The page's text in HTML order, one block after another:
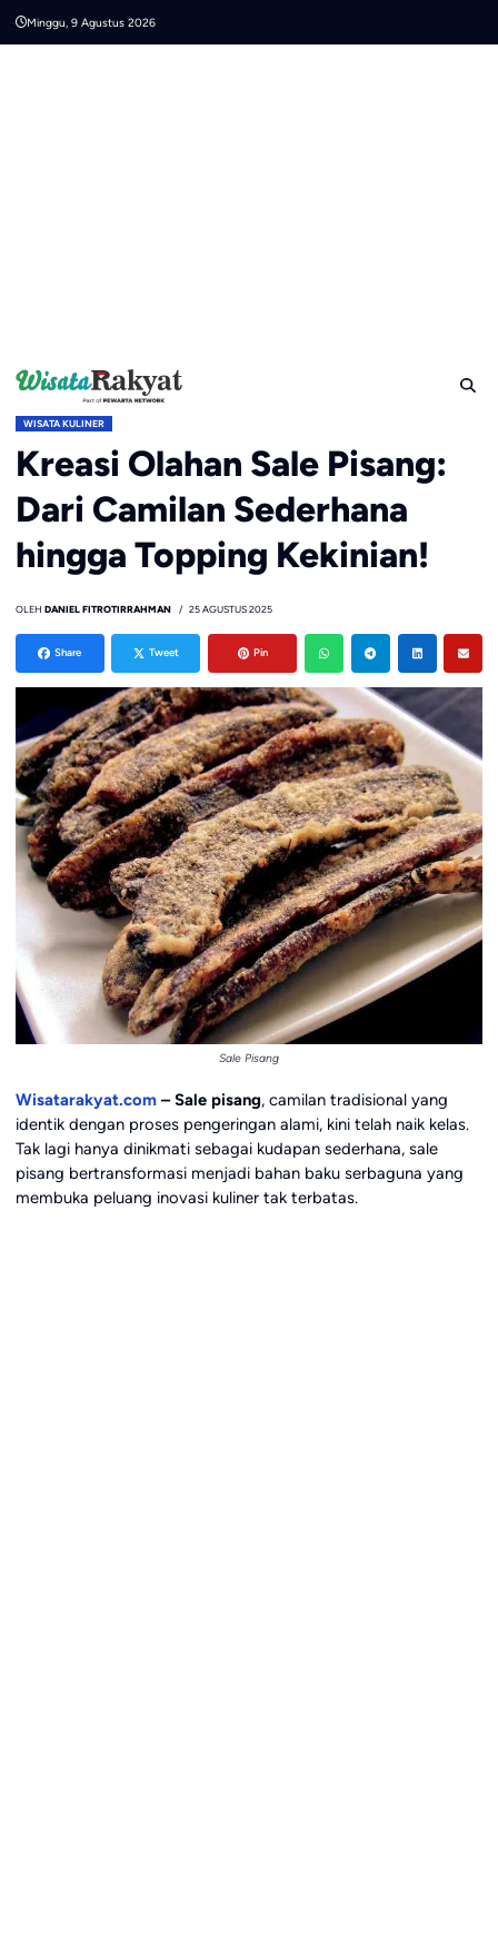
Minggu, 9 Agustus 2026
WISATA KULINER
Kreasi Olahan Sale Pisang:
Dari Camilan Sederhana
hingga Topping Kekinian!
OLEH DANIEL FITROTIRRAHMAN 25 AGUSTUS 2025
Share Tweet Pin
Sale Pisang
Wisatarakyat.com–Sale pisang, camilan tradisional yang
identik dengan proses pengeringan alami, kini telah naik kelas.
Tak lagi hanya dinikmati sebagai kudapan sederhana, sale
pisang bertransformasi menjadi bahan baku serbaguna yang
membuka peluang inovasi kuliner tak terbatas.